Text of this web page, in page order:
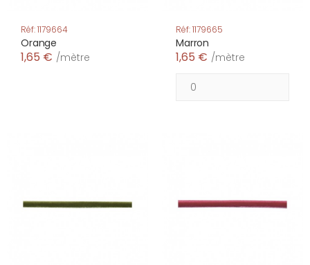
Réf: 1179664
Orange
1,65 € /mètre
Réf: 1179665
Marron
1,65 € /mètre